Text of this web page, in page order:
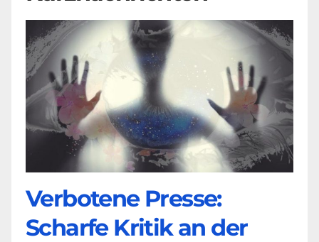
Verbotene Presse:
Scharfe Kritik an der